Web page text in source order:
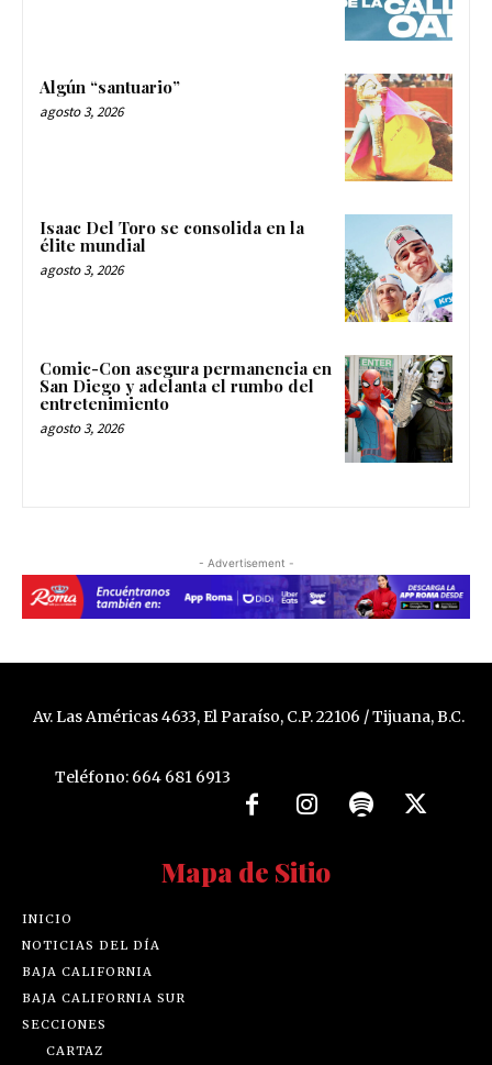
Algún “santuario”
agosto 3, 2026
Isaac Del Toro se consolida en la
élite mundial
agosto 3, 2026
Comic-Con asegura permanencia en
San Diego y adelanta el rumbo del
entretenimiento
agosto 3, 2026
- Advertisement -
Av. Las Américas 4633, El Paraíso, C.P. 22106 / Tijuana, B.C.
Teléfono: 664 681 6913
Mapa de Sitio
INICIO
NOTICIAS DEL DÍA
BAJA CALIFORNIA
BAJA CALIFORNIA SUR
SECCIONES
CARTAZ